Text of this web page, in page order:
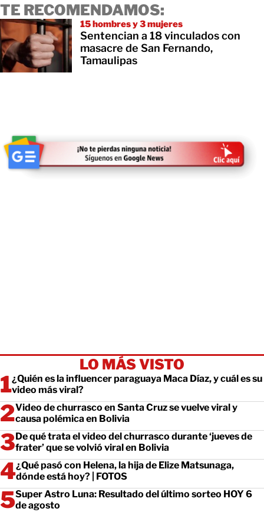
TE RECOMENDAMOS:
15 hombres y 3 mujeres
Sentencian a 18 vinculados con
masacre de San Fernando,
Tamaulipas
LO MÁS VISTO
¿Quién es la influencer paraguaya Maca Díaz, y cuál es su
video más viral?
Video de churrasco en Santa Cruz se vuelve viral y
causa polémica en Bolivia
De qué trata el video del churrasco durante ‘jueves de
frater’ que se volvió viral en Bolivia
¿Qué pasó con Helena, la hija de Elize Matsunaga,
dónde está hoy? | FOTOS
Super Astro Luna: Resultado del último sorteo HOY 6
de agosto